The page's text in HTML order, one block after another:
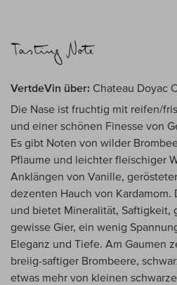
VertdeVin über: Chateau Doyac
Die Nase ist fruchtig mit reifen/
und einer schönen Finesse von
Es gibt Noten von wilder
Pflaume und leichter fleischiger
Anklängen von Vanille,
dezenten Hauch von Kardamom.
und bietet Mineralität, Saftigkeit,
gewisse Gier, ein wenig
Eleganz und Tiefe. Am Gaumen
breiig-saftiger Brombeere,
etwas mehr von kleinen